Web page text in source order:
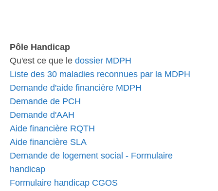
Pôle Handicap
Qu'est ce que le dossier MDPH
Liste des 30 maladies reconnues par la MDPH
Demande d'aide financière MDPH
Demande de PCH
Demande d'AAH
Aide financière RQTH
Aide financière SLA
Demande de logement social - Formulaire
handicap
Formulaire handicap CGOS